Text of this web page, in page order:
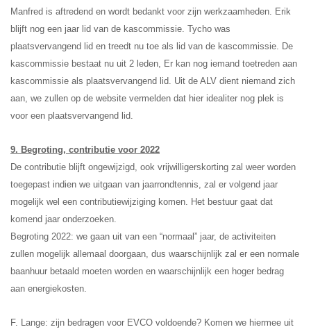
Manfred is aftredend en wordt bedankt voor zijn werkzaamheden. Erik
blijft nog een jaar lid van de kascommissie. Tycho was
plaatsvervangend lid en treedt nu toe als lid van de kascommissie. De
kascommissie bestaat nu uit 2 leden, Er kan nog iemand toetreden aan
kascommissie als plaatsvervangend lid. Uit de ALV dient niemand zich
aan, we zullen op de website vermelden dat hier idealiter nog plek is
voor een plaatsvervangend lid.
9. Begroting, contributie voor 2022
De contributie blijft ongewijzigd, ook vrijwilligerskorting zal weer worden
toegepast indien we uitgaan van jaarrondtennis, zal er volgend jaar
mogelijk wel een contributiewijziging komen. Het bestuur gaat dat
komend jaar onderzoeken.
Begroting 2022: we gaan uit van een “normaal” jaar, de activiteiten
zullen mogelijk allemaal doorgaan, dus waarschijnlijk zal er een normale
baanhuur betaald moeten worden en waarschijnlijk een hoger bedrag
aan energiekosten.
F. Lange: zijn bedragen voor EVCO voldoende? Komen we hiermee uit